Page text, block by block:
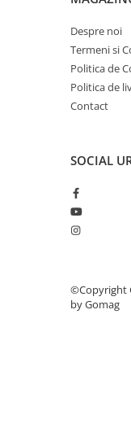
Mixere DMX
Moving Head-uri
Par Led si Pinspot
Proiectoare
Scene şi Ring-uri de
Stative si schela lumini
Chitare si bass
Instrumente cu arcus
Instrumente de
Instrumente
Despre noi
Termeni si
Politica de
Politica de
Contact
SOCIAL
©Copyright
by Gomag